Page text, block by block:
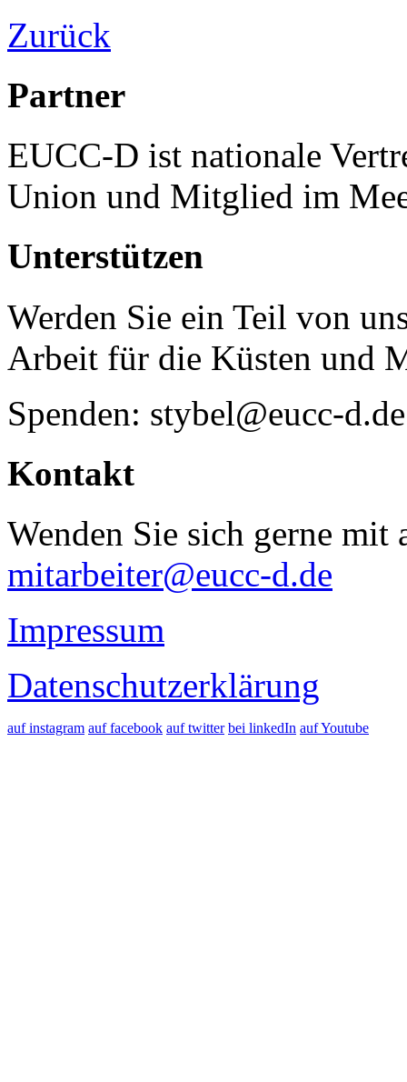
Zurück
Partner
EUCC-D ist nationale
Union und Mitglied im
Unterstützen
Werden Sie ein Teil von
Arbeit für die Küsten und
Spenden: stybel@eucc-d.de
Kontakt
Wenden Sie sich gerne mit
mitarbeiter@eucc-d.de
Impressum
Datenschutzerklärung
auf instagram auf facebook auf twitter bei linkedIn auf Youtube